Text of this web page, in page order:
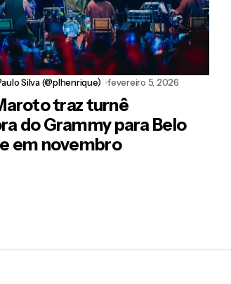
Silva (@plhenrique) fevereiro 5, 2026
traz turnê
do Grammy para Belo
em novembro